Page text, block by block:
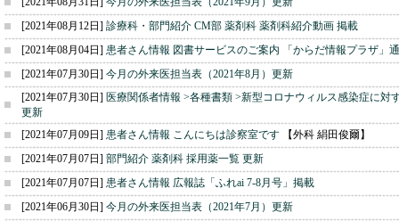
[2021年08月12日] 診療科・部門紹介 CM部 薬剤科 薬剤科紹介動画 掲載
[2021年08月04日] 患者さん情報 図書サービスのご案内 「からだ情報プラザ」
[2021年07月30日] 今月の外来医担当表（2021年8月）更新
[2021年07月30日] 医療関係者情報 >各種書類 >新型コロナウィルス感染症に対
更新
[2021年07月09日] 患者さん情報 こんにちは診察室です 【外科 絹田俊爾】
[2021年07月07日] 部門紹介 薬剤科 採用薬一覧 更新
[2021年07月07日] 患者さん情報 広報誌「ふれai 7-8月号」掲載
[2021年06月30日] 今月の外来医担当表（2021年7月）更新